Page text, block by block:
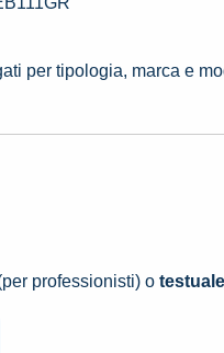
per tipologia, marca e
professionisti) o testuale